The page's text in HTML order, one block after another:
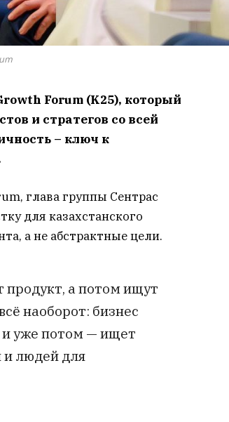
Forum (K25), который
и стратегов со всей
– ключ к
глава группы Сентрас
для казахстанского
а не абстрактные цели.
продукт, а потом ищут
наоборот: бизнес
и уже потом — ищет
и людей для